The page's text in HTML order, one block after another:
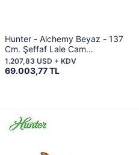
Hunter - Alchemy Beyaz - 137
Cm. Şeffaf Lale Cam
Aydınlatmalı Tavan Vantilatörü
69.003,77 TL
1.207,83 USD + KDV